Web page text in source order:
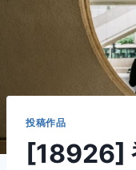
投稿作品
[18926]